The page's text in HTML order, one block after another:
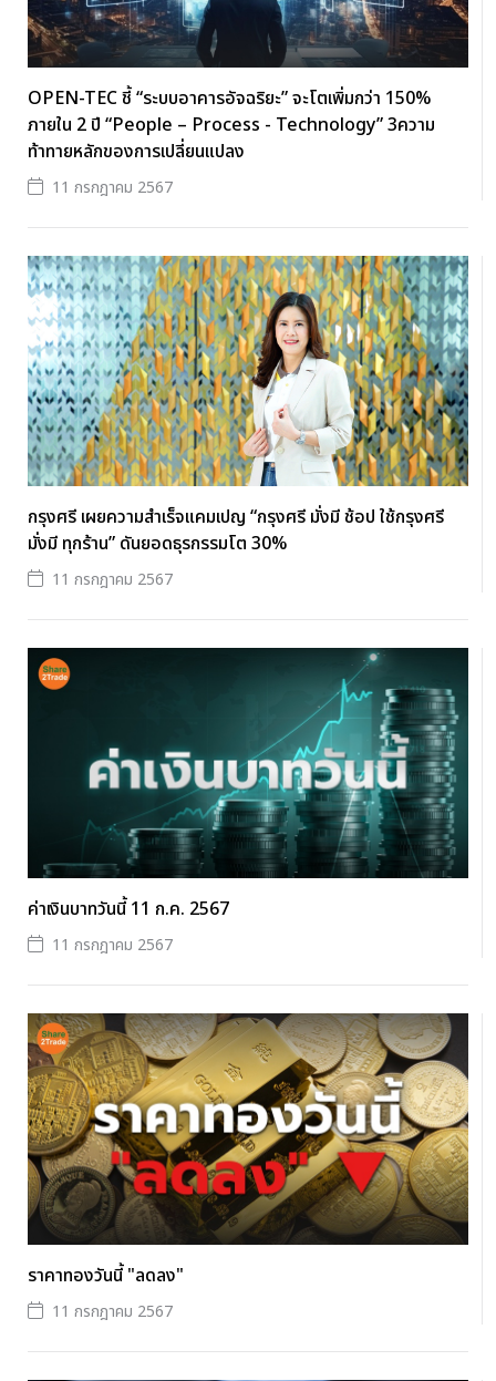
OPEN-TEC ชี้ “ระบบอาคารอัจฉริยะ” จะโตเพิ่มกว่า 150%
ภายใน 2 ปี “People – Process - Technology” 3ความ
ท้าทายหลักของการเปลี่ยนแปลง
11 กรกฎาคม 2567
กรุงศรี เผยความสำเร็จแคมเปญ “กรุงศรี มั่งมี ช้อป ใช้กรุงศรี
มั่งมี ทุกร้าน” ดันยอดธุรกรรมโต 30%
11 กรกฎาคม 2567
ค่าเงินบาทวันนี้ 11 ก.ค. 2567
11 กรกฎาคม 2567
ราคาทองวันนี้ "ลดลง"
11 กรกฎาคม 2567